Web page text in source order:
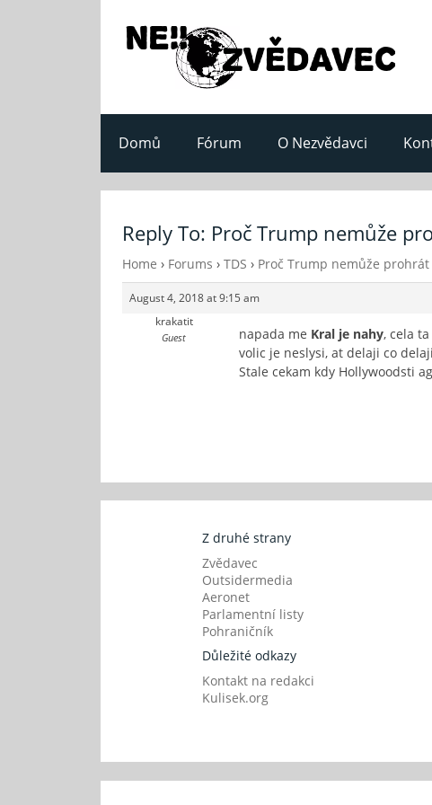
Domů Fórum O Nezvědavci
Reply To: Proč Trump nemůže
Home › Forums › TDS › Proč Trump nemůže
August 4, 2018 at 9:15 am
krakatit
Guest napada me Kral je nahy, cela
volic je neslysi, at delaji co
Stale cekam kdy Hollywoodsti
Z druhé strany
Zvědavec
Outsidermedia
Aeronet
Parlamentní listy
Pohraničník
Důležité odkazy
Kontakt na redakci
Kulisek.org